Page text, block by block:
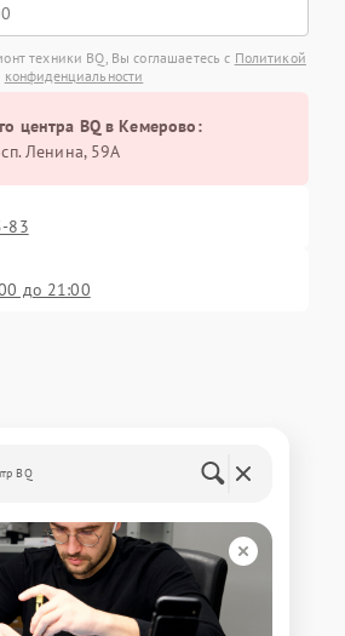
техники BQ, Вы соглашаетесь с Политикой
конфиденциальности
центра BQ в Кемерово:
Ленина, 59А
83
до 21:00
BQ